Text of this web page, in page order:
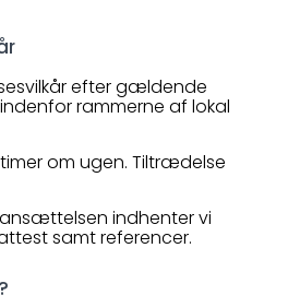
efter gældende
rammerne af lokal
om ugen. Tiltrædelse
indhenter vi
samt referencer.